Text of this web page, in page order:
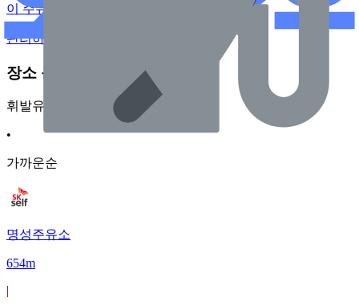
이 주유소의 사장님이신가요?
관리하기
장소 근처 주유소
휘발유
•
가까운순
명성주유소
654m
|